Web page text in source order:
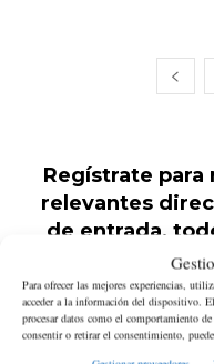
Para ofrecer las mejores experiencias,
acceder a la información del dispositivo.
procesar datos como el comportamiento
consentir o retirar el consentimiento,
Regístrate
relevantes
de entrada,